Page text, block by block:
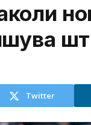
Twitter